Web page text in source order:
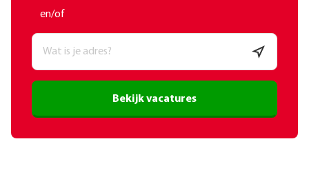
en/of
Bekijk vacatures